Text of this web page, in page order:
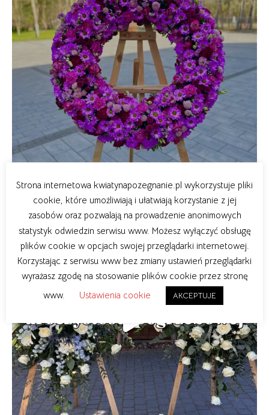
Strona internetowa kwiatynapozegnanie.pl wykorzystuje pliki
cookie, które umożliwiają i ułatwiają korzystanie z jej
zasobów oraz pozwalają na prowadzenie anonimowych
statystyk odwiedzin serwisu www. Możesz wyłączyć obsługę
plików cookie w opcjach swojej przeglądarki internetowej.
Korzystając z serwisu www bez zmiany ustawień przeglądarki
wyrażasz zgodę na stosowanie plików cookie przez stronę
www.
Ustawienia cookie AKCEPTUJE